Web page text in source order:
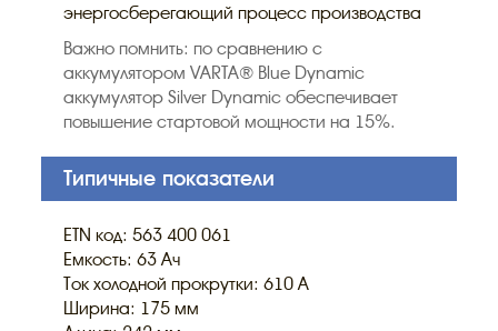
энергосберегающий процесс производства
Важно помнить: по сравнению с
аккумулятором VARTA® Blue Dynamic
аккумулятор Silver Dynamic обеспечивает
повышение стартовой мощности на 15%.
Типичные показатели
ETN код: 563 400 061
Емкость: 63 Ач
Ток холодной прокрутки: 610 A
Ширина: 175 мм